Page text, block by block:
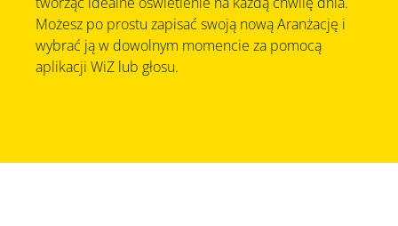
Możesz po prostu zapisać swoją nową Aranżację i
wybrać ją w dowolnym momencie za pomocą
aplikacji WiZ lub głosu.